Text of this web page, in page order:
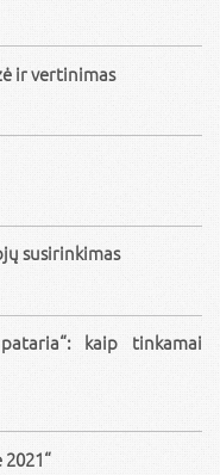
ir vertinimas
susirinkimas
kaip tinkamai